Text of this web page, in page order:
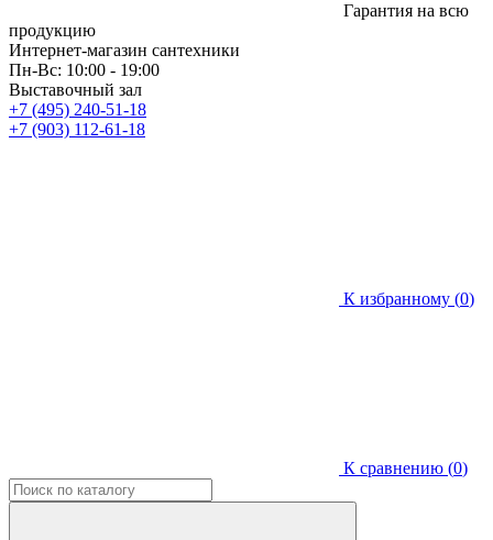
Гарантия на всю
продукцию
Интернет-магазин сантехники
Пн-Вс: 10:00 - 19:00
Выставочный зал
+7 (495) 240-51-18
+7 (903) 112-61-18
К избранному (0)
К сравнению (0)